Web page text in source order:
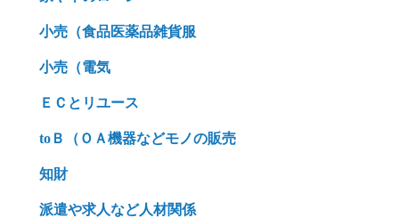
小売（食品医薬品雑貨服
小売（電気
ＥＣとリユース
toＢ（ＯＡ機器などモノの販売
知財
派遣や求人など人材関係